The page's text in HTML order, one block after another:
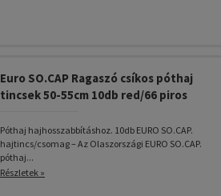
Euro SO.CAP Ragaszó csíkos póthaj
tincsek 50-55cm 10db red/66 piros
Póthaj hajhosszabbításhoz. 10db EURO SO.CAP.
hajtincs/csomag – Az Olaszországi EURO SO.CAP.
póthaj...
Részletek »